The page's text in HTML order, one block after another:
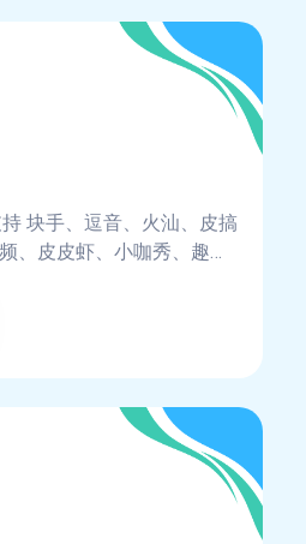
块手、逗音、火汕、皮搞
、皮皮虾、小咖秀、趣多
WIDE短视频、小红书、
笑、vue blog、全民小视